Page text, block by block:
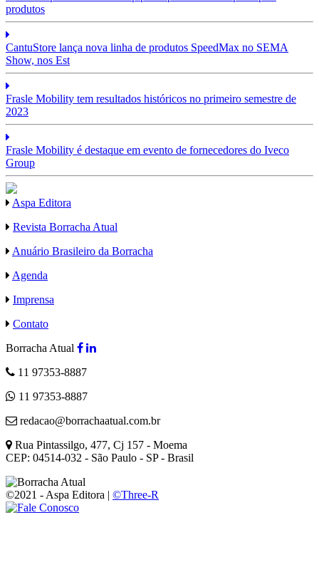
produtos
CantuStore lança nova linha de produtos SpeedMax no SEMA
Show, nos Est
Frasle Mobility tem resultados históricos no primeiro semestre de
2023
Frasle Mobility é destaque em evento de fornecedores do Iveco
Group
Aspa Editora
Revista Borracha Atual
Anuário Brasileiro da Borracha
Agenda
Imprensa
Contato
Borracha Atual
11 97353-8887
11 97353-8887
redacao@borrachaatual.com.br
Rua Pintassilgo, 477, Cj 157 - Moema
CEP: 04514-032 - São Paulo - SP - Brasil
©2021 - Aspa Editora | ©Three-R